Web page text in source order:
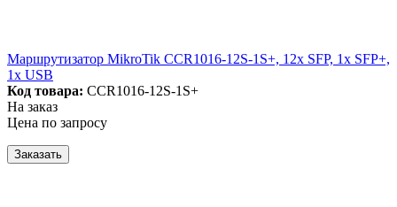
Маршрутизатор MikroTik CCR1016-12S-1S+, 12x SFP, 1x SFP+,
1x USB
Код товара: CCR1016-12S-1S+
На заказ
Цена по запросу
Заказать